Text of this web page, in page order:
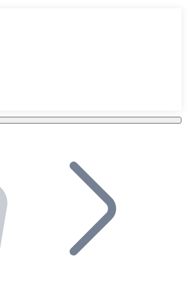
en tu plataforma.
en tu negocio y permite que
en tu ecosistema.
de distribuidores.